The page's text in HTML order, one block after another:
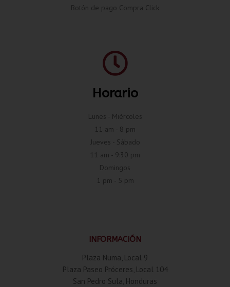
Botón de pago Compra Click
Horario
Lunes - Miércoles
11 am - 8 pm
Jueves - Sábado
11 am - 9:30 pm
Domingos
1 pm - 5 pm
INFORMACIÓN
Plaza Numa, Local 9
Plaza Paseo Próceres, Local 104
San Pedro Sula, Honduras